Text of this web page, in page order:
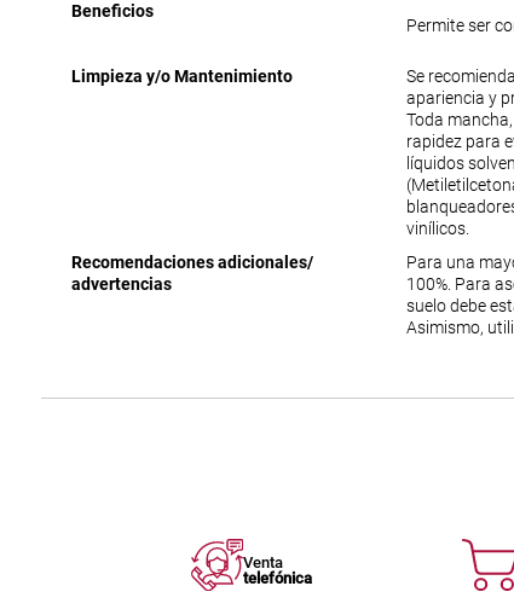
Beneficios
Permite ser
Limpieza y/o Mantenimiento
Se
apariencia y
Toda
rapidez para
líquidos
vinílicos.
Recomendaciones adicionales/
advertencias
Para una
100%. Para
suelo debe
Asimismo,
Venta
telefónica